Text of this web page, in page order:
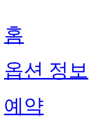
홈
옵션 정보
예약